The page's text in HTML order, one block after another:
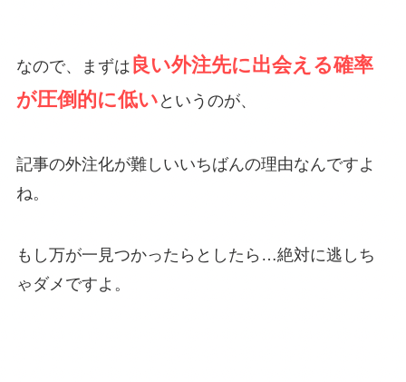
なので、まずは 良い外注先に出会える確率
が圧倒的に低い というのが、
記事の外注化が難しいいちばんの理由なんですよ
ね。
もし万が一見つかったらとしたら…絶対に逃しち
ゃダメですよ。